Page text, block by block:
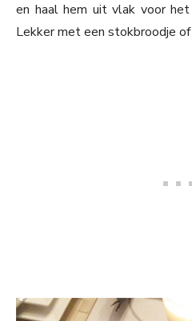
en haal hem uit vlak voor
Lekker met een stokbroodje